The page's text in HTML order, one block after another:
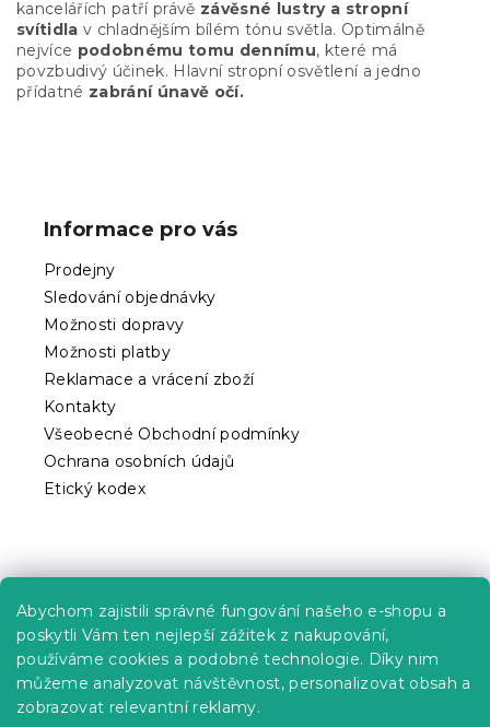
Abychom zajistili správné fungování našeho e-shopu a
poskytli Vám ten nejlepší zážitek z nakupování,
používáme cookies a podobné technologie. Díky nim
můžeme analyzovat návštěvnost, personalizovat obsah a
zobrazovat relevantní reklamy.
í
p
r
v
k
kancelářích patří právě závěsné lustry a stropní
svítidla v chladnějším bílém tónu světla. Optimálně
nejvíce podobnému tomu dennímu, které má
povzbudivý účinek. Hlavní stropní osvětlení a jedno
přídatné zabrání únavě očí.
Informace pro vás
Prodejny
Sledování objednávky
Možnosti dopravy
Možnosti platby
Reklamace a vrácení zboží
Kontakty
Všeobecné Obchodní podmínky
Ochrana osobních údajů
Etický kodex
Kariéra
Poptávky a B2B spolupráce
Proč se u nás registrovat?